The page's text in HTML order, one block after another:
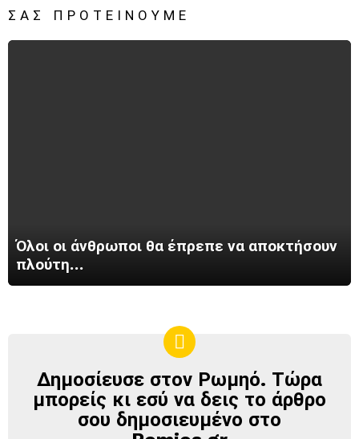
ΣΑΣ ΠΡΟΤΕΊΝΟΥΜΕ
Όλοι οι άνθρωποι θα έπρεπε να αποκτήσουν
πλούτη…
ΔΗΜΟΣΊΕΥΣΕ
ΣΤΟΝ
ΡΩΜΗΌ
Δημοσίευσε στον Ρωμηό. Τώρα
μπορείς κι εσύ να δεις το άρθρο
σου δημοσιευμένο στο